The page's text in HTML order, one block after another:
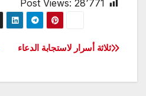
Post Views: 28٬771
تصفّح
المقالات
ثلاثة أسرار لاستجابة الدعاء